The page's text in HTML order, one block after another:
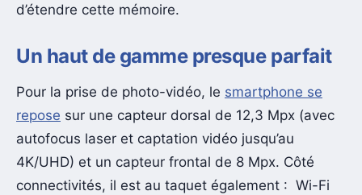
d’étendre cette mémoire.
Un haut de gamme presque parfait
Pour la prise de photo-vidéo, le smartphone se
repose sur une capteur dorsal de 12,3 Mpx (avec
autofocus laser et captation vidéo jusqu’au
4K/UHD) et un capteur frontal de 8 Mpx. Côté
connectivités, il est au taquet également : Wi-Fi